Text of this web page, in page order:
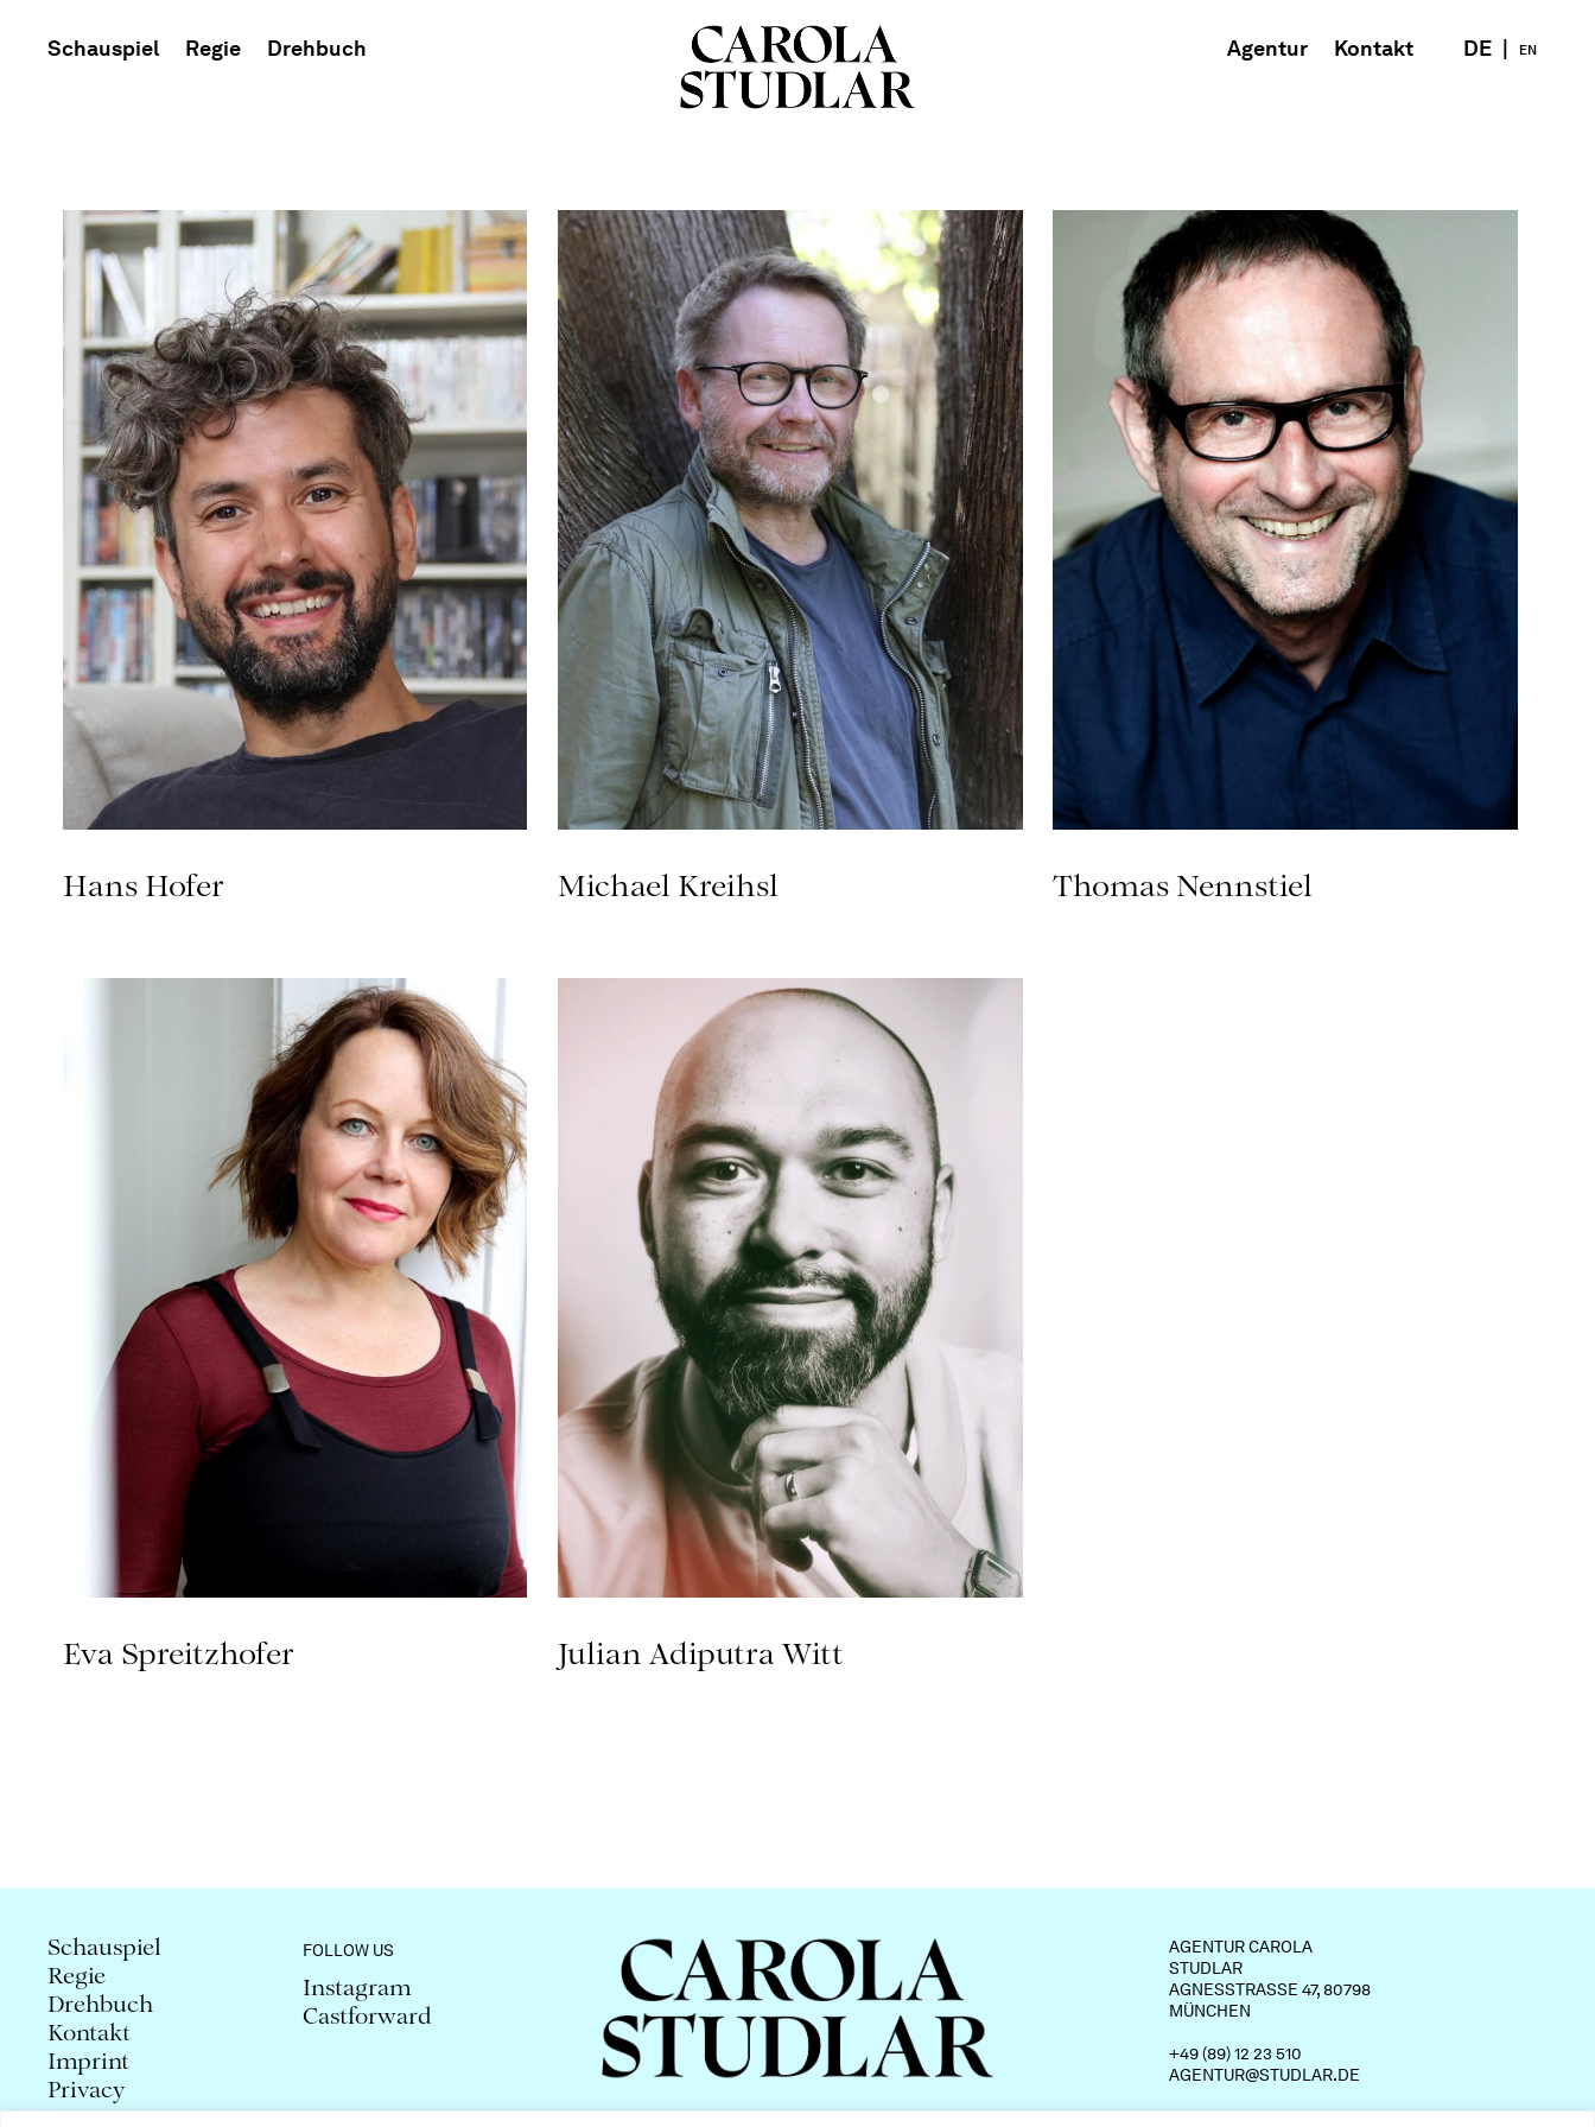
Schauspiel Regie Drehbuch Agentur Kontakt DE EN
Hans Hofer Michael Kreihsl Thomas Nennstiel
Eva Spreitzhofer Julian Adiputra Witt
Schauspiel
Regie
Drehbuch
Kontakt
Imprint
Privacy
FOLLOW US
Instagram
Castforward
AGENTUR CAROLA
STUDLAR
AGNESSTRASSE 47, 80798
MÜNCHEN
+49 (89) 12 23 510
AGENTUR@STUDLAR.DE